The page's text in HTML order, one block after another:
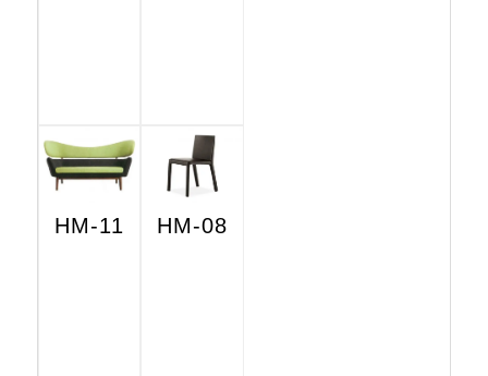
HM-11 HM-08